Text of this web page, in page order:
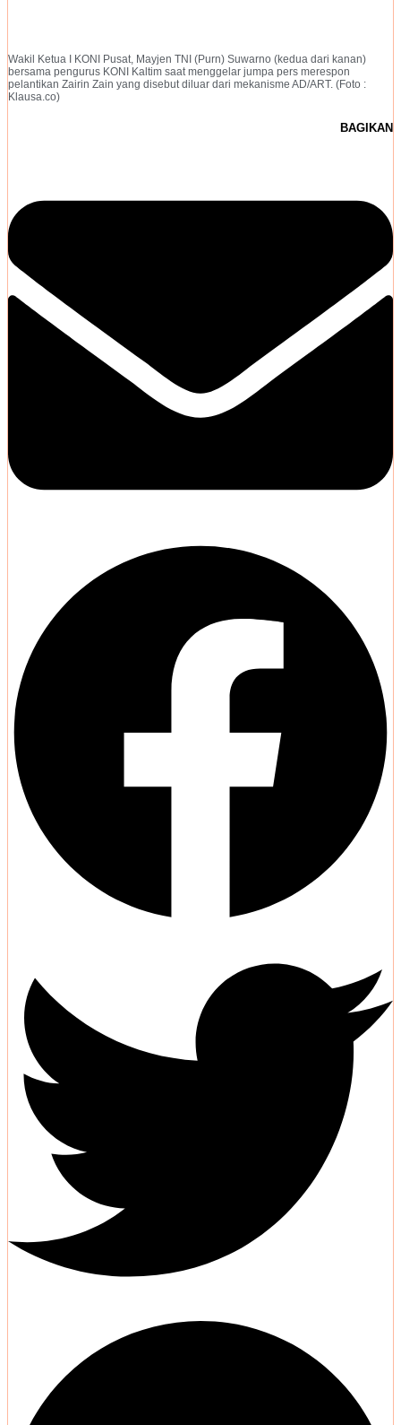
Wakil Ketua I KONI Pusat, Mayjen TNI (Purn) Suwarno (kedua dari kanan)
bersama pengurus KONI Kaltim saat menggelar jumpa pers merespon
pelantikan Zairin Zain yang disebut diluar dari mekanisme AD/ART. (Foto :
Klausa.co)
BAGIKAN